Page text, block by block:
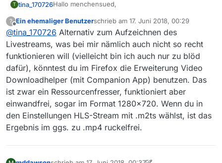
T tina_170726Hallo menchensued,
danke für die Infos.
@menchensuedsagte in Downloadfehler
Responsecode 404 bei arte.de
@tina_170726
… im Livestream … aufzuzeichnen.
Das Aufzeichnen per Livestream funktioniert bei
mir (generell) nicht. Ich kann den Download eines
Livestreams zwar ganz normal starten, wenn ich
ihn dann aber nach Ende der betr. Sendung
stoppe, ist er zwar als *.mp4-Datei gespeichert,
lässt sich aber mit dem Windows Media Player
Du hattest anfangs noch dazu geschrieben, dass
bei dir der Download des Films funktioniert hat,
diesen Teil Deiner Antwort dann aber wieder
gelöscht. Das irritiert mich jetzt ein wenig…
Habe ich vielleicht doch einen Fehler in meinen
MediathekView-Einstellungen?
?
Offline
Ein ehemaliger Benutzerschrieb am 17. Juni 2018, 00:29
zuletzt editiert von
@tina_170726 Alternativ zum Aufzeichnen des
Livestreams, was bei mir nämlich auch nicht so recht
funktionieren will (vielleicht bin ich auch nur zu blöd
dafür), könntest du im Firefox die Erweiterung Video
Downloadhelper (mit Companion App) benutzen. Das
ist zwar ein Ressourcenfresser, funktioniert aber
einwandfrei, sogar im Format 1280x720. Wenn du in
den Einstellungen HLS-Stream mit .m2ts wählst, ist das
Ergebnis im ggs. zu .mp4 ruckelfrei.